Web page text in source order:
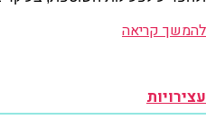
להמשך קריאה
עצירויות